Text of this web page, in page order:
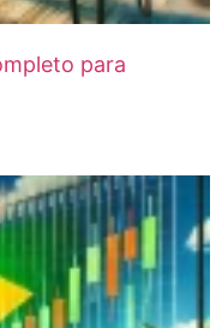
para